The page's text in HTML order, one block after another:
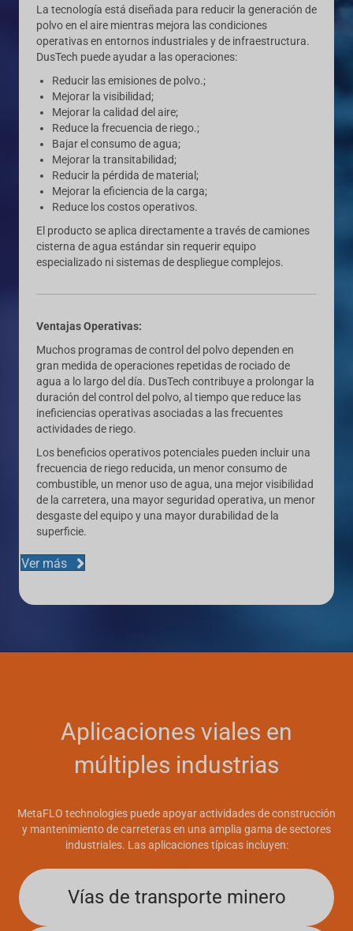
La tecnología está diseñada para reducir la generación de
polvo en el aire mientras mejora las condiciones
operativas en entornos industriales y de infraestructura.
DusTech puede ayudar a las operaciones:
Reducir las emisiones de polvo.;
Mejorar la visibilidad;
Mejorar la calidad del aire;
Reduce la frecuencia de riego.;
Bajar el consumo de agua;
Mejorar la transitabilidad;
Reducir la pérdida de material;
Mejorar la eficiencia de la carga;
Reduce los costos operativos.
El producto se aplica directamente a través de camiones
cisterna de agua estándar sin requerir equipo
especializado ni sistemas de despliegue complejos.
Ventajas Operativas:
Muchos programas de control del polvo dependen en
gran medida de operaciones repetidas de rociado de
agua a lo largo del día. DusTech contribuye a prolongar la
duración del control del polvo, al tiempo que reduce las
ineficiencias operativas asociadas a las frecuentes
actividades de riego.
Los beneficios operativos potenciales pueden incluir una
frecuencia de riego reducida, un menor consumo de
combustible, un menor uso de agua, una mejor visibilidad
de la carretera, una mayor seguridad operativa, un menor
desgaste del equipo y una mayor durabilidad de la
superficie.
Ver más
Aplicaciones viales en
múltiples industrias
MetaFLO technologies puede apoyar actividades de construcción
y mantenimiento de carreteras en una amplia gama de sectores
industriales. Las aplicaciones típicas incluyen:
Vías de transporte minero